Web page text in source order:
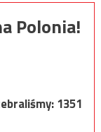
Polonia!
1351